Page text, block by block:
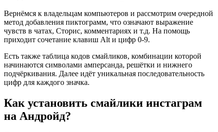
Вернёмся к владельцам компьютеров и рассмотрим очередной
метод добавления пиктограмм, что означают выражение
чувств в чатах, Сторис, комментариях и т.д. На помощь
приходит сочетание клавиш Alt и цифр 0-9.
Есть также таблица кодов смайликов, комбинации которой
начинаются символами амперсанда, решётки и нижнего
подчёркивания. Далее идёт уникальная последовательность
цифр для каждого значка.
Как установить смайлики инстаграм
на Андройд?